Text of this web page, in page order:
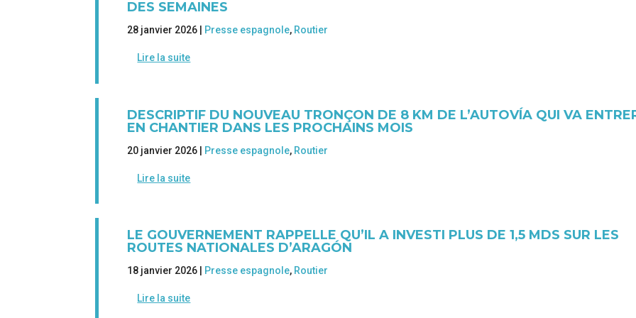
DES SEMAINES
28 janvier 2026 | Presse espagnole, Routier
Lire la suite
DESCRIPTIF DU NOUVEAU TRONÇON DE 8 KM DE L’AUTOVÍA QUI VA
EN CHANTIER DANS LES PROCHAINS MOIS
20 janvier 2026 | Presse espagnole, Routier
Lire la suite
LE GOUVERNEMENT RAPPELLE QU’IL A INVESTI PLUS DE 1,5 MDS SUR LES
ROUTES NATIONALES D’ARAGÓN
18 janvier 2026 | Presse espagnole, Routier
Lire la suite